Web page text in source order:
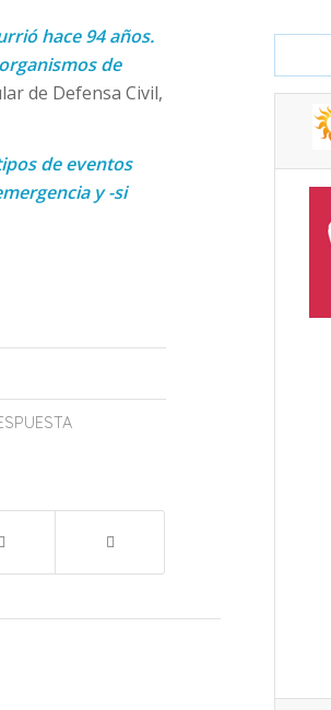
hace 94 años.
de
de Defensa Civil,
de eventos
y -si